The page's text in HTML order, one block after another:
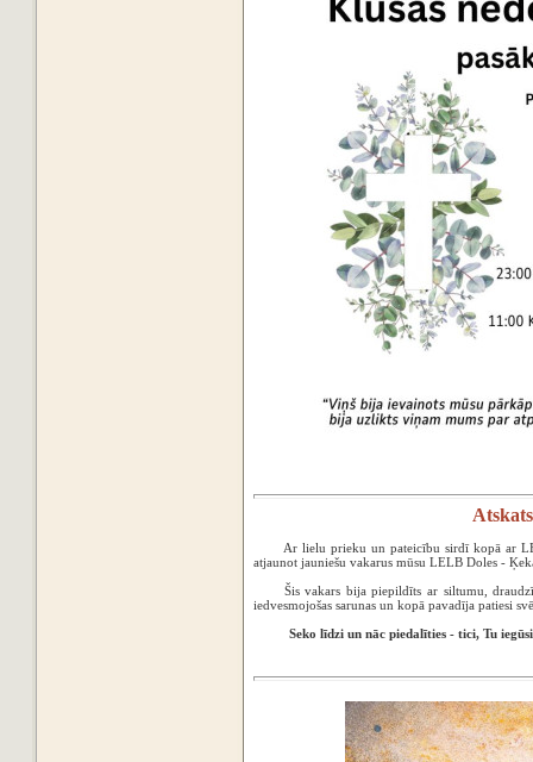
Ar lielu prieku un pateicību sirdī kopā ar
atjaunot jauniešu vakarus mūsu LELB Doles -
‌Šis vakars bija piepildīts ar siltumu,
iedvesmojošas sarunas un kopā pavadīja patiesi
‌Seko līdzi un nāc piedalīties - tici, Tu